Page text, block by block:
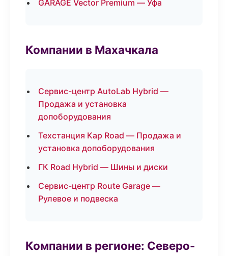
GARAGE Vector Premium — Уфа
Компании в Махачкала
Сервис-центр AutoLab Hybrid —
Продажа и установка
допоборудования
Техстанция Кар Road — Продажа и
установка допоборудования
ГК Road Hybrid — Шины и диски
Сервис-центр Route Garage —
Рулевое и подвеска
Компании в регионе: Северо-